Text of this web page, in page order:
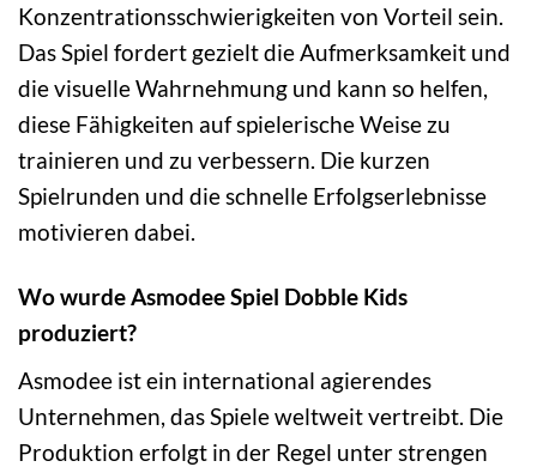
Konzentrationsschwierigkeiten von Vorteil sein.
Das Spiel fordert gezielt die Aufmerksamkeit und
die visuelle Wahrnehmung und kann so helfen,
diese Fähigkeiten auf spielerische Weise zu
trainieren und zu verbessern. Die kurzen
Spielrunden und die schnelle Erfolgserlebnisse
motivieren dabei.
Wo wurde Asmodee Spiel Dobble Kids
produziert?
Asmodee ist ein international agierendes
Unternehmen, das Spiele weltweit vertreibt. Die
Produktion erfolgt in der Regel unter strengen